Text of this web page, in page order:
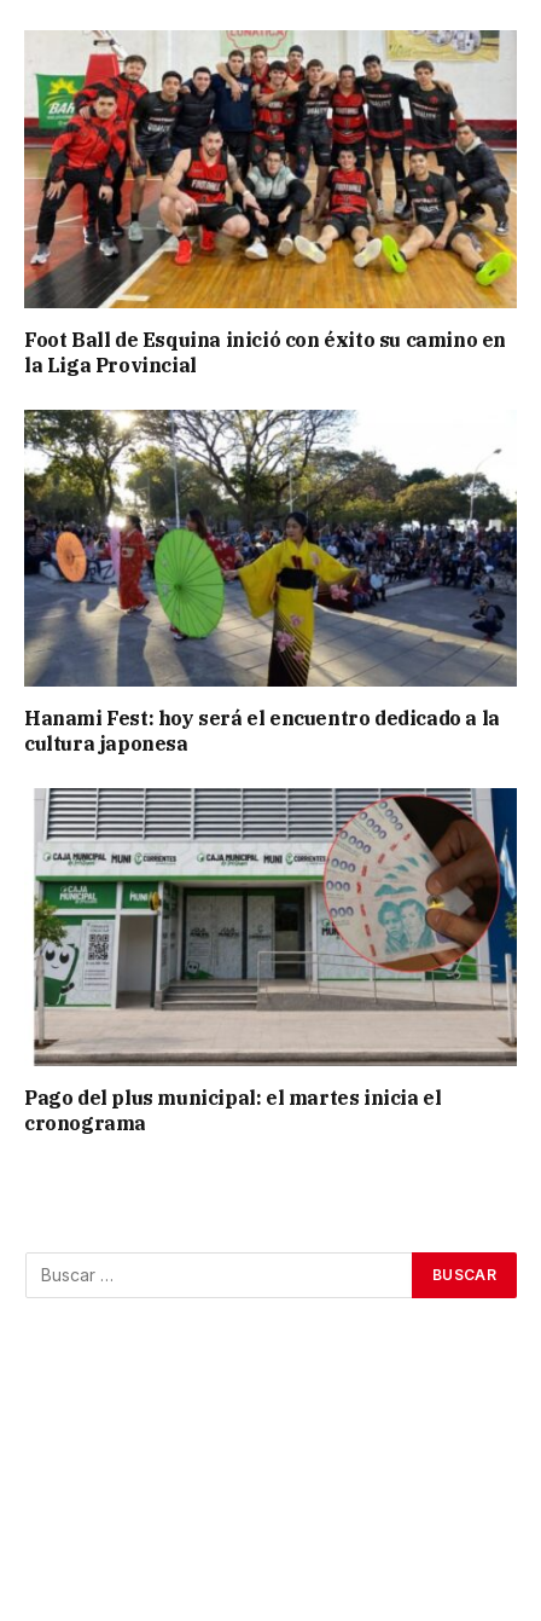
Foot Ball de Esquina inició con éxito su camino en
la Liga Provincial
Hanami Fest: hoy será el encuentro dedicado a la
cultura japonesa
Pago del plus municipal: el martes inicia el
cronograma